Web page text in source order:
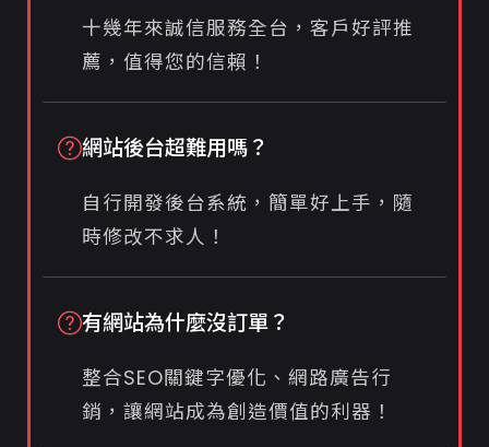
十幾年來誠信服務全台，客戶好評推
薦，值得您的信賴！
網站後台超難用嗎？
自行開發後台系統，簡單好上手，隨
時修改不求人！
有網站為什麼沒訂單？
整合SEO關鍵字優化、網路廣告行
銷，讓網站成為創造價值的利器！